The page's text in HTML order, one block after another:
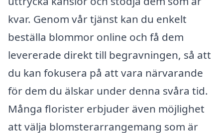
kvar. Genom vår tjänst kan du enkelt
beställa blommor online och få dem
levererade direkt till begravningen, så att
du kan fokusera på att vara närvarande
för dem du älskar under denna svåra tid.
Många florister erbjuder även möjlighet
att välja blomsterarrangemang som är